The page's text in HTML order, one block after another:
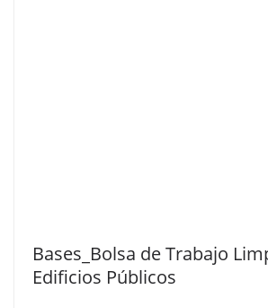
Bases_Bolsa de Trabajo
Edificios Públicos